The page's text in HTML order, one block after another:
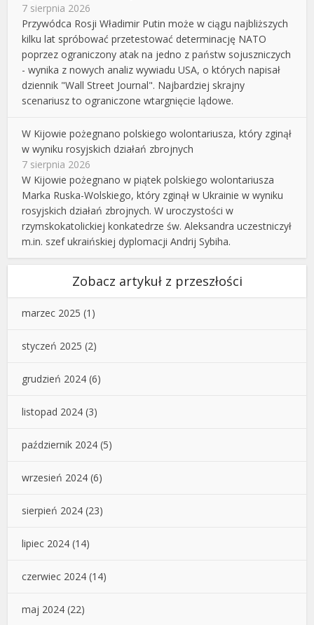
7 sierpnia 2026
Przywódca Rosji Władimir Putin może w ciągu najbliższych
kilku lat spróbować przetestować determinację NATO
poprzez ograniczony atak na jedno z państw sojuszniczych
- wynika z nowych analiz wywiadu USA, o których napisał
dziennik "Wall Street Journal". Najbardziej skrajny
scenariusz to ograniczone wtargnięcie lądowe.
W Kijowie pożegnano polskiego wolontariusza, który zginął
w wyniku rosyjskich działań zbrojnych
7 sierpnia 2026
W Kijowie pożegnano w piątek polskiego wolontariusza
Marka Ruska-Wolskiego, który zginął w Ukrainie w wyniku
rosyjskich działań zbrojnych. W uroczystości w
rzymskokatolickiej konkatedrze św. Aleksandra uczestniczył
m.in. szef ukraińskiej dyplomacji Andrij Sybiha.
Zobacz artykuł z przeszłości
marzec 2025 (1)
styczeń 2025 (2)
grudzień 2024 (6)
listopad 2024 (3)
październik 2024 (5)
wrzesień 2024 (6)
sierpień 2024 (23)
lipiec 2024 (14)
czerwiec 2024 (14)
maj 2024 (22)